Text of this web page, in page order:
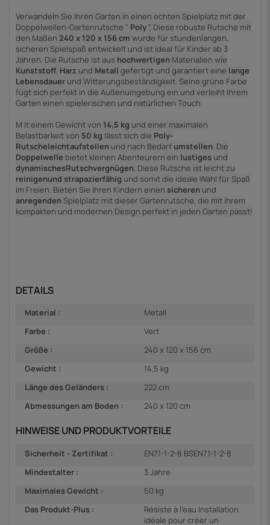
Verwandeln Sie Ihren Garten in einen echten Spielplatz mit der
Doppelwellen-Gartenrutsche " Poly ". Diese robuste Rutsche mit
den Maßen 240 x 120 x 156 cm wurde für stundenlangen,
sicheren Spielspaß entwickelt und ist ideal für Kinder ab 3
Jahren. Die Rutsche istaus hochwertigen Materialien wie
Kunststoff, Harz und Metall gefertigt und garantiert eine lange
Lebensdauer und Witterungsbeständigkeit. Seine grüne Farbe
fügt sich perfekt in die Außenumgebung ein und verleiht Ihrem
Garten einen spielerischen und natürlichen Touch.
M it einem Gewicht von 14,5 kg und einer maximalen
Belastbarkeit von 50 kg lässt sich die Poly-
Rutscheleichtaufstellen und nach Bedarf umstellen. Die
Doppelwelle bietet kleinen Abenteurern ein lustiges und
dynamischesRutschvergnügen. Diese Rutsche ist leicht zu
reinigenund strapazierfähig und somit die ideale Wahl für Spaß
im Freien. Bieten Sie Ihren Kindern einen sicheren und
anregenden Spielplatz mit dieser Gartenrutsche, die mit ihrem
kompakten und modernen Design perfekt in jeden Garten passt!
DETAILS
Material :
Metall
Farbe :
Vert
Größe :
240 x 120 x 156 cm
Gewicht :
14.5 kg
Länge des Geländers :
222 cm
Abmessungen am Boden :
240 x 120 cm
HINWEISE UND PRODUKTVORTEILE
Sicherheit - Zertifikat :
EN71-1-2-8 BSEN71-1-2-8
Mindestalter :
3 Jahre
Maximales Gewicht :
50 kg
Das Produkt-Plus :
Résiste à l’eau Installation
idéale pour créer un